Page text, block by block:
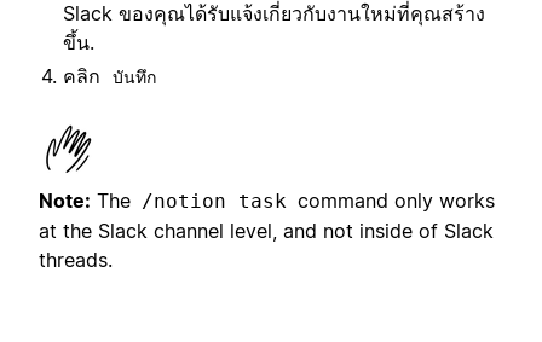
Slack ของคุณได้รับแจ้งเกี่ยวกับงานใหม่ที่คุณสร้าง
ขึ้น.
คลิก
บันทึก
Note: The /notion task command only works
at the Slack channel level, and not inside of Slack
threads.